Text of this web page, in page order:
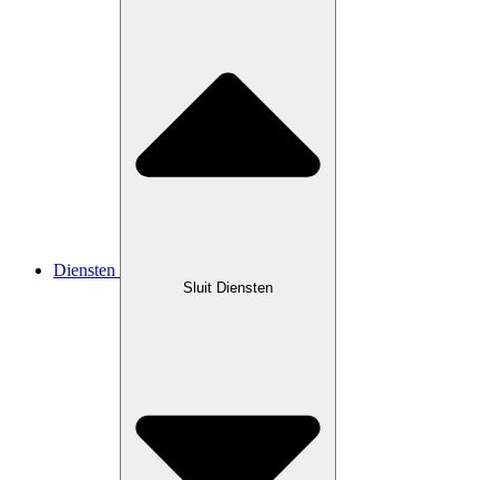
Diensten
Sluit Diensten